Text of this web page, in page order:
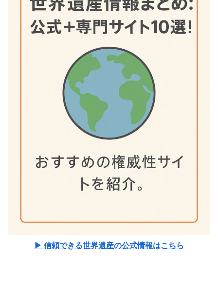
▶ 信頼できる世界遺産の公式情報はこちら